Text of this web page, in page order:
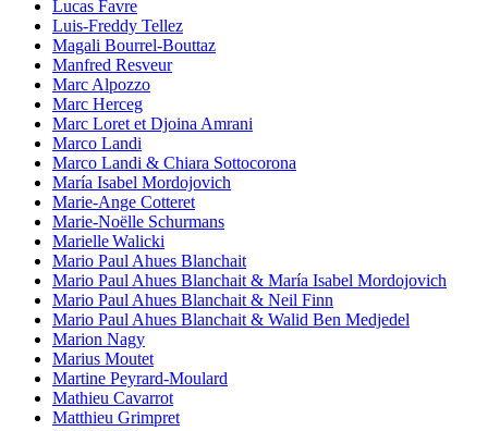
Lucas Favre
Luis-Freddy Tellez
Magali Bourrel-Bouttaz
Manfred Resveur
Marc Alpozzo
Marc Herceg
Marc Loret et Djoina Amrani
Marco Landi
Marco Landi & Chiara Sottocorona
María Isabel Mordojovich
Marie-Ange Cotteret
Marie-Noëlle Schurmans
Marielle Walicki
Mario Paul Ahues Blanchait
Mario Paul Ahues Blanchait & María Isabel Mordojovich
Mario Paul Ahues Blanchait & Neil Finn
Mario Paul Ahues Blanchait & Walid Ben Medjedel
Marion Nagy
Marius Moutet
Martine Peyrard-Moulard
Mathieu Cavarrot
Matthieu Grimpret